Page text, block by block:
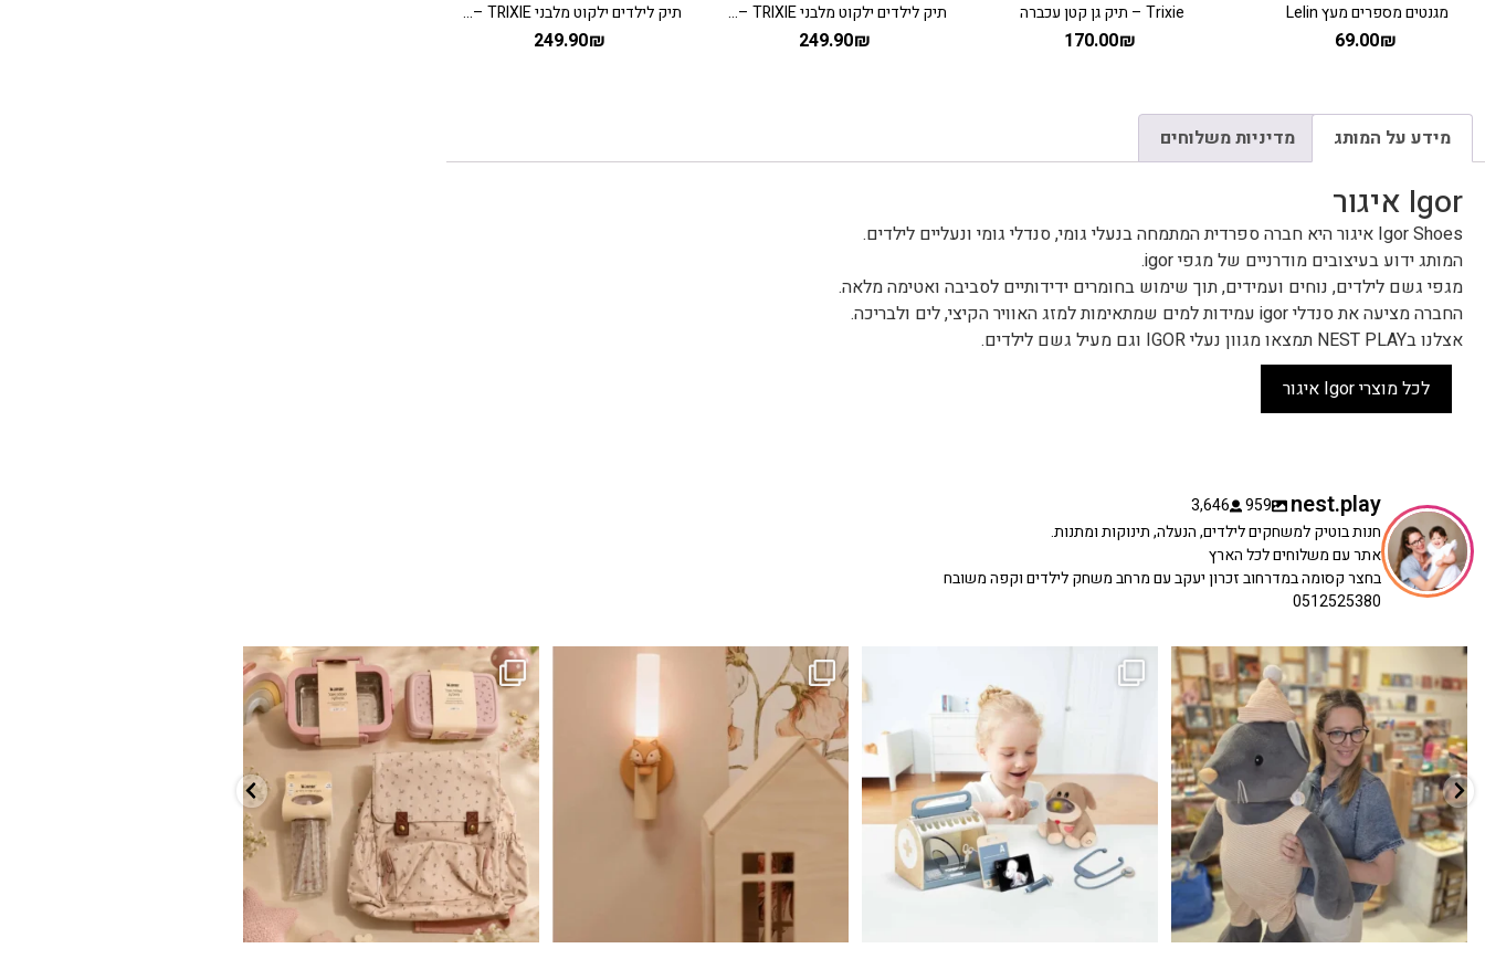
מגנטים מספרים מעץ Lelin
69.00₪
Trixie – תיק גן קטן עכברה
170.00₪
תיק לילדים ילקוט מלבני TRIXIE – ארנבת
249.90₪
תיק לילדים ילקוט מלבני TRIXIE – דינוזאור
249.90₪
מידע על המותג מדיניות משלוחים
Igor איגור
Igor Shoes איגור היא חברה ספרדית המתמחה בנעלי גומי, סנדלי גומי ונעליים לילדים.
המותג ידוע בעיצובים מודרניים של מגפי igor.
מגפי גשם לילדים, נוחים ועמידים, תוך שימוש בחומרים ידידותיים לסביבה ואטימה מלאה.
החברה מציעה את סנדלי igor עמידות למים שמתאימות למזג האוויר הקיצי, לים ולבריכה.
אצלנו בNEST PLAY תמצאו מגוון נעלי IGOR וגם מעיל גשם לילדים.
לכל מוצרי Igor איגור
nest.play
959
3,646
חנות בוטיק למשחקים לילדים, הנעלה, תינוקות ומתנות.
אתר עם משלוחים לכל הארץ
בחצר קסומה במדרחוב זכרון יעקב עם מרחב משחק לילדים וקפה משובח
0512525380
הקולקציה החדשה
9 4
גם פריט עיצובי לחדר, גם מנורת לילה מרגיעה, וגם...
0
7 0
כשפתחתי את החנות חלמתי ליצור מקום שהייתי
שמחה
39 16